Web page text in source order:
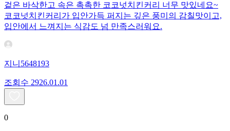
겉은 바삭한고 속은 촉촉한 코코넛치킨커리 너무 맛있네요~
코코넛치킨커리가 입안가득 퍼지는 깊은 풍미의 감칠맛이고,
입안에서 느껴지는 식감도 넘 만족스러워요.
지니5648193
조회수 2926.01.01
0